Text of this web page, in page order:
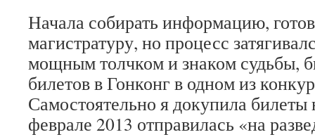
Начала собирать информацию,
магистратуру, но процесс
мощным толчком и знаком судьбы,
билетов в Гонконг в одном из
Самостоятельно я докупила
феврале 2013 отправилась «на